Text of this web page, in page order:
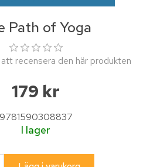
Path of Yoga
recensera den här produkten
179 kr
9781590308837
I lager